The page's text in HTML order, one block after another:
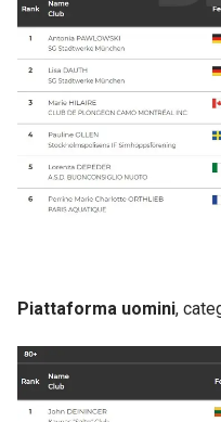
Piattaforma uomini,